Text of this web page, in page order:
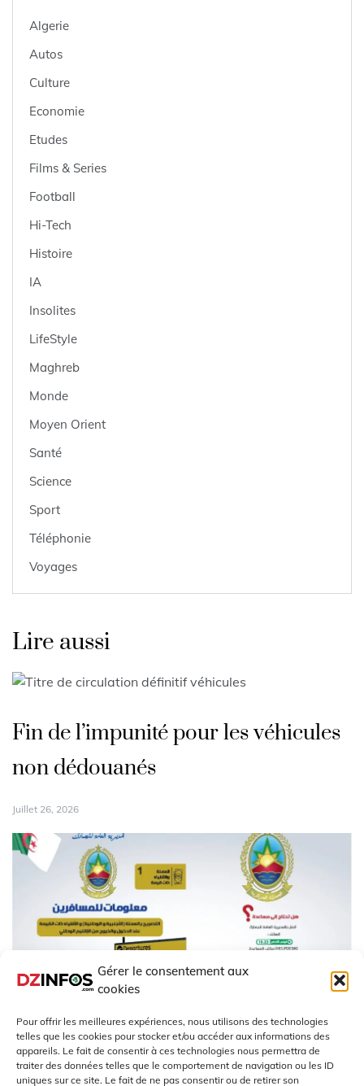
Gérer le consentement aux
cookies
Pour offrir les meilleures expériences, nous utilisons des technologies
telles que les cookies pour stocker et/ou accéder aux informations des
appareils. Le fait de consentir à ces technologies nous permettra de
traiter des données telles que le comportement de navigation ou les ID
uniques sur ce site. Le fait de ne pas consentir ou de retirer son
Algerie
Autos
Culture
Economie
Etudes
Films & Series
Football
Hi-Tech
Histoire
IA
Insolites
LifeStyle
Maghreb
Monde
Moyen Orient
Santé
Science
Sport
Téléphonie
Voyages
Lire aussi
Fin de l’impunité pour les véhicules
non dédouanés
Juillet 26, 2026